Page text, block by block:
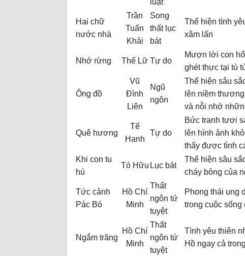
luật
Hai chữ
nước nhà
Trần
Tuấn
Khải
Song
thất lục
bát
Thể hiện tình
xâm lấn
Nhớ rừng Thế Lữ Tự do
Mượn lời con
ghét thực tại tù
Ông đồ
Vũ
Đình
Liên
Ngũ
ngôn
Thể hiện sâu
lên niềm
và nỗi nhớ
Quê hương
Tế
Hanh
Tự do
Bức tranh tươi
lên hình ảnh
thấy được tình
Khi con tu
hú
Tó Hữu Lục bát
Thể hiện sâu
cháy bỏng của
Tức cảnh
Pác Bó
Hồ Chí
Minh
Thất
ngôn tứ
tuyệt
Phong thái ung
trong cuộc sống
Ngắm trăng
Hồ Chí
Minh
Thất
ngôn tứ
tuyệt
Tình yêu thiên
Hồ ngay cả